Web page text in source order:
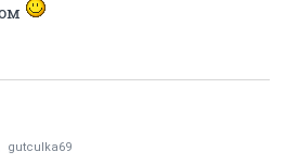
gutculka69